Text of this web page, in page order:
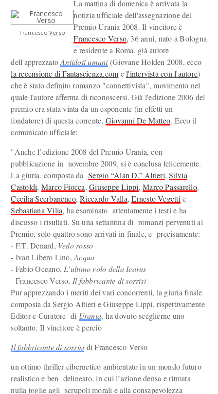
Francesco Verso
La mattina di domenica è arrivata la
notizia ufficiale dell'assegnazione del
Premio Urania 2008. Il vincitore è
Francesco Verso, 36 anni, nato a Bologna
e residente a Roma, già autore
dell'apprezzatoAntidoti umani(Giovane Holden 2008, ecco
la recensione di Fantascienza.com el'intervista con l'autore)
che è stato definito romanzo "connettivista", movimento nel
quale l'autore afferma di riconoscersi. Già l'edizione 2006 del
premio era stata vinta da un esponente (in effetti un
fondatore) di questa corrente, Giovanni De Matteo. Ecco il
comunicato ufficiale:
"Anche l’edizione 2008 del Premio Urania, con
pubblicazione in novembre 2009, si è conclusa felicemente.
La giuria, composta daSergio “Alan D.” Altieri,Silvia
Castoldi, Marco Fiocca,Giuseppe Lippi,Marco Passarello,
Cecilia Scerbanenco,Riccardo Valla,Ernesto Vegetti e
Sebastiana Vilia, ha esaminato attentamente i testi e ha
discusso i risultati. Su una settantina di romanzi pervenuti al
Premio, solo quattro sono arrivati in finale, e precisamente:
- F.T. Denard, Vedo rosso
- Ivan Libero Lino,Acqua
- Fabio Oceano, L’ultimo volo della Icarus
- Francesco Verso, Il fabbricante di sorrisi
Pur apprezzando i meriti dei vari concorrenti, la giuria finale
composta da Sergio Altieri e Giuseppe Lippi, rispettivamente
Editor e Curatore di Urania, ha dovuto sceglierne uno
soltanto. Il vincitore è perciò
Il fabbricante di sorrisidi Francesco Verso
un ottimo thriller cibernetico ambientato in un mondo futuro
realistico e ben delineato, in cui l’azione densa e ritmata
nulla toglie agli scrupoli morali e alla consapevolezza